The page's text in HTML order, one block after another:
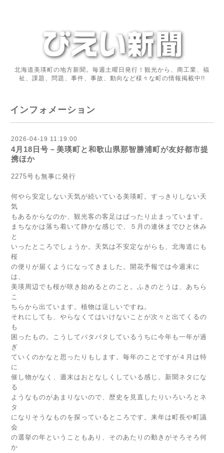
北海道美瑛町の地方新聞。毎週土曜日発行！観光から、商工業、福
祉、課題、問題、事件、事故、動向など様々な町の情報掲載中!!
インフォメーション
2026-04-19 11:19:00
4月18日号－美瑛町と和歌山県那智勝浦町が友好都市提
携ほか
2275号も無事に発行
何やら安定しない天気が続いている美瑛町。すっきりしない天
気
もあるからなのか、観光客の客足はぱったり止まっています。
まちなかは落ち着いて静かな感じで、５月の連休までひと休み
と
いったところでしょうか。天気は不安定ながらも、北海道にも
桜
の便りが届くようになってきました。開花予報では今週末に
は、
美瑛周辺でも桜が咲き始めるとのこと。ふきのとうは、あちら
こ
ちらから出ています。植物は逞しいですね。
それにしても、やらなくてはいけないことが次々と出てくるの
も
困ったもの。こうしてバタバタしているうちに今年も一年が過
ぎ
ていくのかなと思ったりもします。毎年のことですが４月は特
に
催し物がなく、週末はおとなしくしている感じ。新聞ネタにな
る
ようなものがあまりないので、歴史を見直したりいろいろとネ
タ
になりそうなものを探っているところです。来年は町長や町議
会
の選挙の年ということもあり、そのあたりの動きがそろそろ何
か